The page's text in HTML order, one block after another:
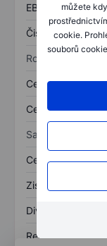
můžete
cookie.
souborů cookie
EBITDA
Čistý příjem
Rozvaha
Celková aktiva
Celkový dluh
Sazby
Cena/tržby
Zisk na akcii
Dividenda na akcii
Rentabilita